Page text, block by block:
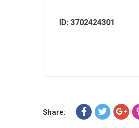
ID: 3702424301
Share: